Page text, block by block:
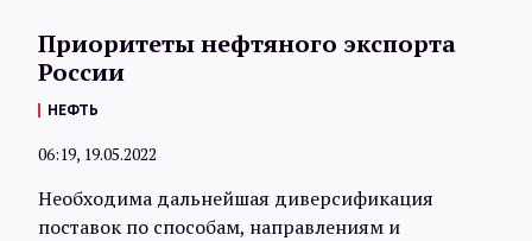
Статьи
Приоритеты нефтяного экспорта
России
НЕФТЬ
06:19, 19.05.2022
Необходима дальнейшая диверсификация
поставок по способам, направлениям и